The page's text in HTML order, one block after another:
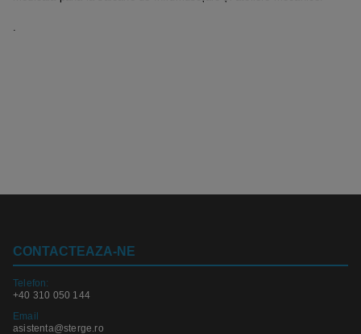
CONTACTEAZA-NE
Telefon:
+40 310 050 144
Email
asistenta@sterge.ro